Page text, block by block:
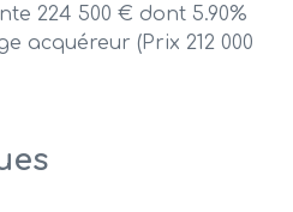
224 500 € dont 5.90%
acquéreur (Prix 212 000